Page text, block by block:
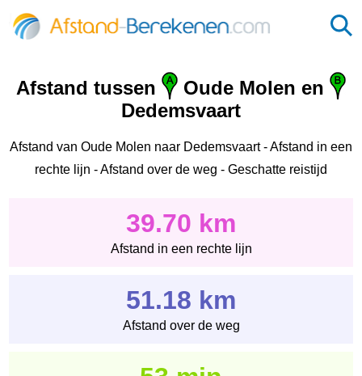
Afstand tussen
Oude Molen en
Dedemsvaart
Afstand van Oude Molen naar Dedemsvaart - Afstand in een
rechte lijn - Afstand over de weg - Geschatte reistijd
39.70 km
Afstand in een rechte lijn
51.18 km
Afstand over de weg